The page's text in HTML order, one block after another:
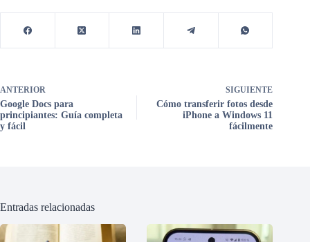
ANTERIOR
Google Docs para
principiantes: Guía completa
y fácil
SIGUIENTE
Cómo transferir fotos desde
iPhone a Windows 11
fácilmente
Entradas relacionadas